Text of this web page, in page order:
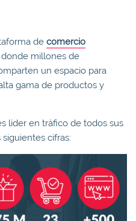
de comercio
millones de
un espacio para
gama de productos y
líder en tráfico de todos sus
cifras: